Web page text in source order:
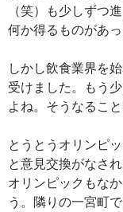
（笑）も少しずつ
何か得るものがあ
しかし飲食業界を
受けました。もう
よね。そうなるこ
とうとうオリンピ
と意見交換がなさ
オリンピックもな
う。隣りの一宮町